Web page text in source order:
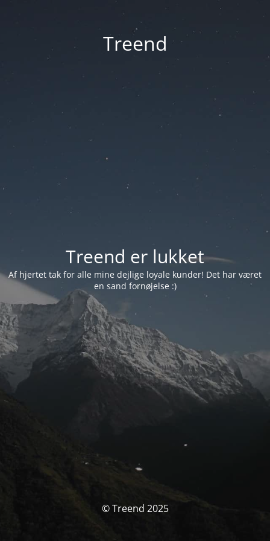
Treend
Treend er lukket
Af hjertet tak for alle mine dejlige loyale kunder! Det har været
en sand fornøjelse :)
© Treend 2025